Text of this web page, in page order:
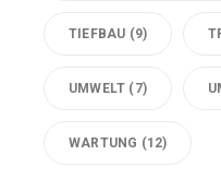
TIEFBAU (9)
UMWELT (7)
WARTUNG (12)